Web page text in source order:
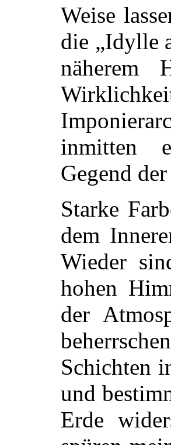
Weise
die „Idylle
näherem
inmitten
Gegend
Starke
dem
Wieder
hohen
der
Schichten
und
Erde